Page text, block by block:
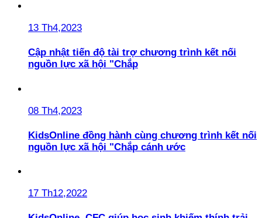
13 Th4,2023
Cập nhật tiến độ tài trợ chương trình kết nối
nguồn lực xã hội "Chắp
08 Th4,2023
KidsOnline đồng hành cùng chương trình kết nối
nguồn lực xã hội "Chắp cánh ước
17 Th12,2022